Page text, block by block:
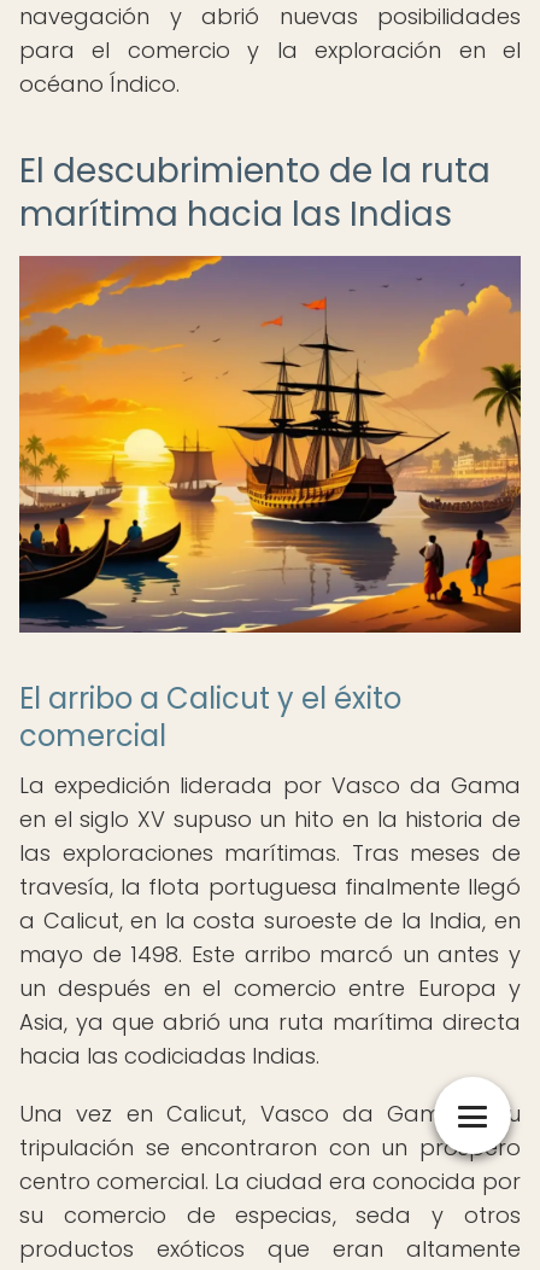
navegación y abrió nuevas posibilidades
para el comercio y la exploración en el
océano Índico.
El descubrimiento de la ruta
marítima hacia las Indias
El arribo a Calicut y el éxito
comercial
La expedición liderada por Vasco da Gama
en el siglo XV supuso un hito en la historia de
las exploraciones marítimas. Tras meses de
travesía, la flota portuguesa finalmente llegó
a Calicut, en la costa suroeste de la India, en
mayo de 1498. Este arribo marcó un antes y
un después en el comercio entre Europa y
Asia, ya que abrió una ruta marítima directa
hacia las codiciadas Indias.
Una vez en Calicut, Vasco da Gama y su
tripulación se encontraron con un próspero
centro comercial. La ciudad era conocida por
su comercio de especias, seda y otros
productos exóticos que eran altamente